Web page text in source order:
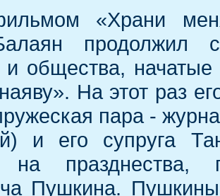
«Храни
продолжил
и общества,
На этот раз
пара -
и его супруга
на празднества,
Пушкина.